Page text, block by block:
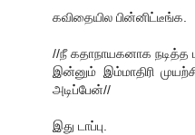
கவிதையில பின்னிட்டீங்க.
//நீ கதாநாயகனாக நடித்த
இன்னும் இம்மாதிரி
அடிப்பேன்//
இது டாப்பு.